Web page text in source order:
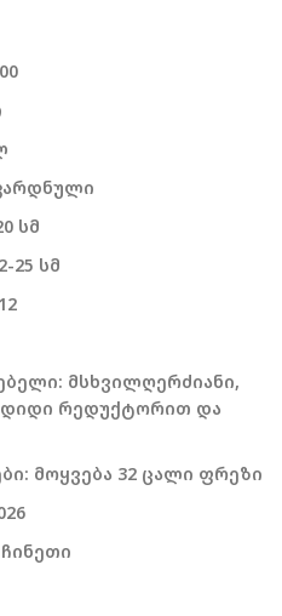
სმ
25 სმ
მსხვილღერძიანი,
რედუქტორით და
მოყვება 32 ცალი ფრეზი